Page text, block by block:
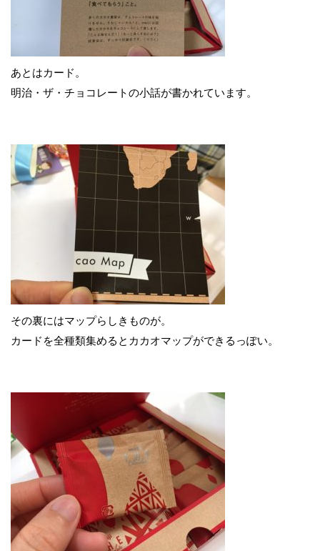
あとはカード。
明治・ザ・チョコレートの小話が書かれています。
その裏にはマップらしきものが。
カードを全種類集めるとカカオマップができるっぽい。